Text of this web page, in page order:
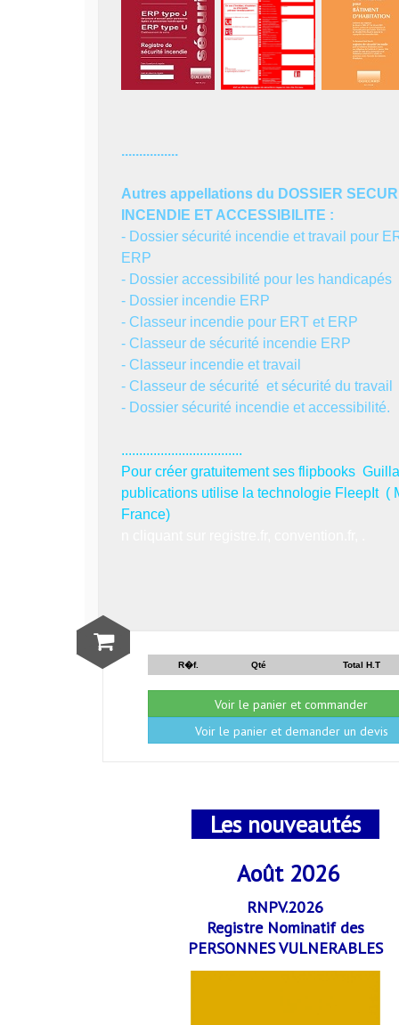
................
Autres appellations du DOSSIER
INCENDIE ET ACCESSIBILITE :
- Dossier sécurité incendie et travail pour
ERP
- Dossier accessibilité pour les handicapés
- Dossier incendie ERP
- Classeur incendie pour ERT et ERP
- Classeur de sécurité incendie ERP
- Classeur incendie et travail
- Classeur de sécurité et sécurité du travail
- Dossier sécurité incendie et accessibilité.
..................................
Pour créer gratuitement ses flipbooks
publications utilise la technologie FleepIt (
France)
R�f. Qté Total H.T
Voir le panier et commander
Voir le panier et demander un devis
Les nouveautés
Août 2026
RNPV.2026
Registre Nominatif des
PERSONNES VULNERABLES